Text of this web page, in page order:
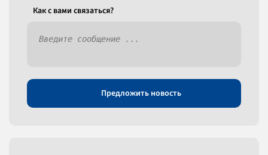
Как c вами связаться?
Предложить новость